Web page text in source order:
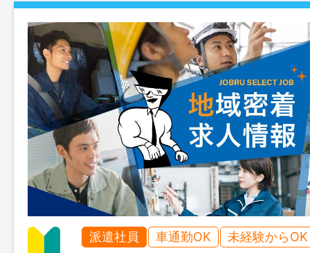
派遣社員 車通勤OK 未経験からOK